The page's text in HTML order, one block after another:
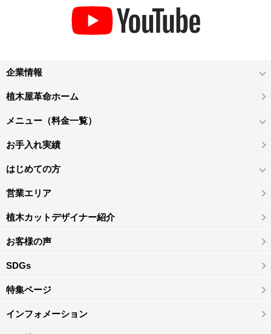
企業情報
植木屋革命ホーム
メニュー（料金一覧）
お手入れ実績
はじめての方
営業エリア
植木カットデザイナー紹介
お客様の声
SDGs
特集ページ
インフォメーション